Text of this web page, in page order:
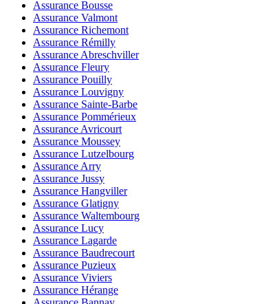
Assurance Bousse
Assurance Valmont
Assurance Richemont
Assurance Rémilly
Assurance Abreschviller
Assurance Fleury
Assurance Pouilly
Assurance Louvigny
Assurance Sainte-Barbe
Assurance Pommérieux
Assurance Avricourt
Assurance Moussey
Assurance Lutzelbourg
Assurance Arry
Assurance Jussy
Assurance Hangviller
Assurance Glatigny
Assurance Waltembourg
Assurance Lucy
Assurance Lagarde
Assurance Baudrecourt
Assurance Puzieux
Assurance Viviers
Assurance Hérange